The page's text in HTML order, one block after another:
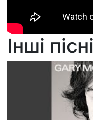
Інші пісні